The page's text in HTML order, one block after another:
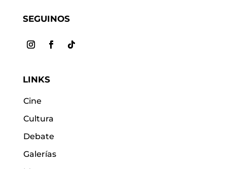
SEGUINOS
LINKS
Cine
Cultura
Debate
Galerías